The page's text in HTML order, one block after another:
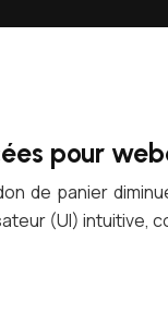
pour
de panier
(UI) intuitive,